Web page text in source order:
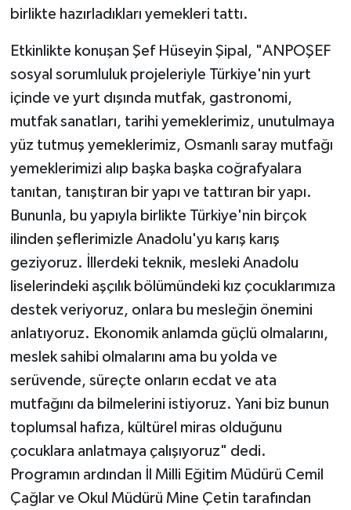
birlikte hazırladıkları yemekleri tattı.
Etkinlikte konuşan Şef Hüseyin Şipal, "ANPOŞEF
sosyal sorumluluk projeleriyle Türkiye'nin yurt
içinde ve yurt dışında mutfak, gastronomi,
mutfak sanatları, tarihi yemeklerimiz, unutulmaya
yüz tutmuş yemeklerimiz, Osmanlı saray mutfağı
yemeklerimizi alıp başka başka coğrafyalara
tanıtan, tanıştıran bir yapı ve tattıran bir yapı.
Bununla, bu yapıyla birlikte Türkiye'nin birçok
ilinden şeflerimizle Anadolu'yu karış karış
geziyoruz. İllerdeki teknik, mesleki Anadolu
liselerindeki aşçılık bölümündeki kız çocuklarımıza
destek veriyoruz, onlara bu mesleğin önemini
anlatıyoruz. Ekonomik anlamda güçlü olmalarını,
meslek sahibi olmalarını ama bu yolda ve
serüvende, süreçte onların ecdat ve ata
mutfağını da bilmelerini istiyoruz. Yani biz bunun
toplumsal hafıza, kültürel miras olduğunu
çocuklara anlatmaya çalışıyoruz" dedi.
Programın ardından İl Milli Eğitim Müdürü Cemil
Çağlar ve Okul Müdürü Mine Çetin tarafından